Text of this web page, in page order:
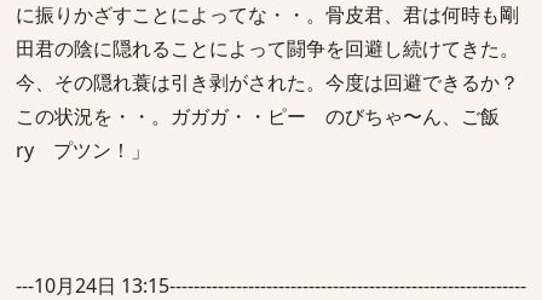
に振りかざすことによってな・・。骨皮君、君は何時も剛
田君の陰に隠れることによって闘争を回避し続けてきた。
今、その隠れ蓑は引き剥がされた。今度は回避できるか？
この状況を・・。ガガガ・・ピー のびちゃ〜ん、ご飯
ry プツン！」
---10月24日 13:15-----------------------------------------------------------